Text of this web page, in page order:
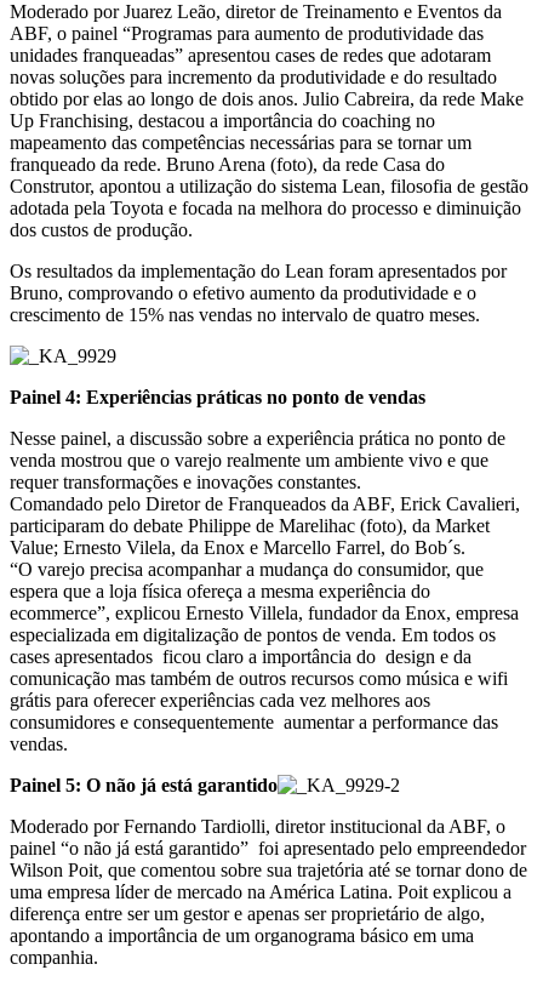
Moderado por Juarez Leão, diretor de Treinamento e Eventos da
ABF, o painel “Programas para aumento de produtividade das
unidades franqueadas” apresentou cases de redes que adotaram
novas soluções para incremento da produtividade e do resultado
obtido por elas ao longo de dois anos. Julio Cabreira, da rede Make
Up Franchising, destacou a importância do coaching no
mapeamento das competências necessárias para se tornar um
franqueado da rede. Bruno Arena (foto), da rede Casa do
Construtor, apontou a utilização do sistema Lean, filosofia de gestão
adotada pela Toyota e focada na melhora do processo e diminuição
dos custos de produção.
Os resultados da implementação do Lean foram apresentados por
Bruno, comprovando o efetivo aumento da produtividade e o
crescimento de 15% nas vendas no intervalo de quatro meses.
Painel 4: Experiências práticas no ponto de vendas
Nesse painel, a discussão sobre a experiência prática no ponto de
venda mostrou que o varejo realmente um ambiente vivo e que
requer transformações e inovações constantes.
Comandado pelo Diretor de Franqueados da ABF, Erick Cavalieri,
participaram do debate Philippe de Marelihac (foto), da Market
Value; Ernesto Vilela, da Enox e Marcello Farrel, do Bob´s.
“O varejo precisa acompanhar a mudança do consumidor, que
espera que a loja física ofereça a mesma experiência do
ecommerce”, explicou Ernesto Villela, fundador da Enox, empresa
especializada em digitalização de pontos de venda. Em todos os
cases apresentados ficou claro a importância do design e da
comunicação mas também de outros recursos como música e wifi
grátis para oferecer experiências cada vez melhores aos
consumidores e consequentemente aumentar a performance das
vendas.
Painel 5: O não já está garantido
Moderado por Fernando Tardiolli, diretor institucional da ABF, o
painel “o não já está garantido” foi apresentado pelo empreendedor
Wilson Poit, que comentou sobre sua trajetória até se tornar dono de
uma empresa líder de mercado na América Latina. Poit explicou a
diferença entre ser um gestor e apenas ser proprietário de algo,
apontando a importância de um organograma básico em uma
companhia.